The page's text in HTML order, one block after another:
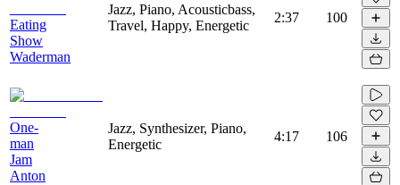
Eating
Show
Waderman
Jazz, Piano, Acousticbass,
Travel, Happy, Energetic
2:37 100
One-
man
Jam
Anton
Jazz, Synthesizer, Piano,
Energetic
4:17 106